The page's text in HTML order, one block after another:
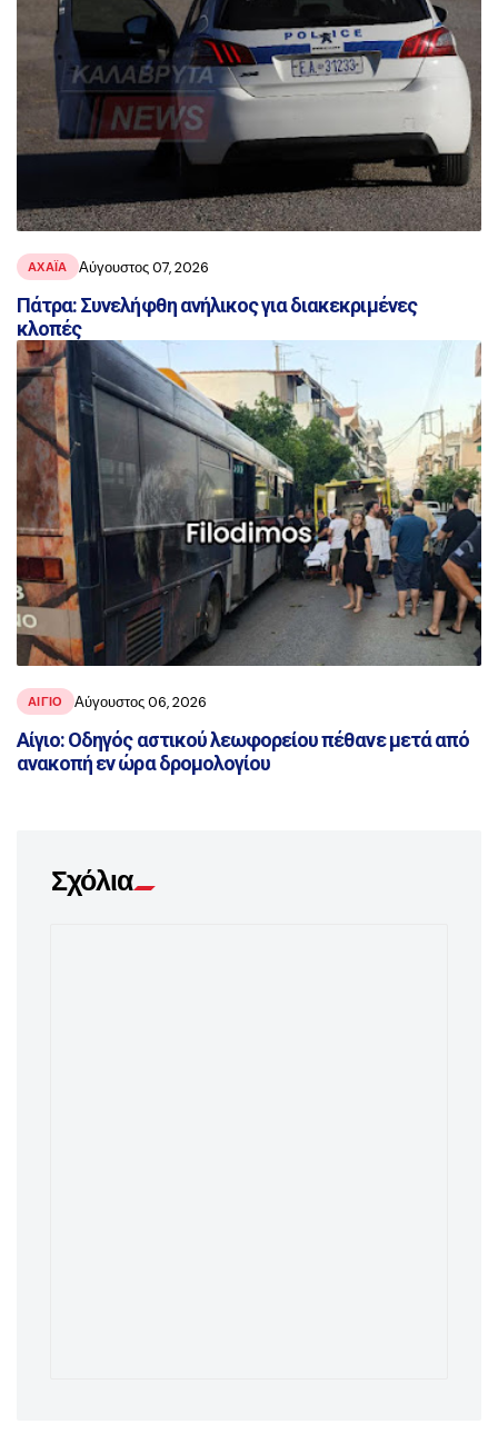
ΑΧΑΪ́Α Αύγουστος 07, 2026
Πάτρα: Συνελήφθη ανήλικος για διακεκριμένες
κλοπές
ΑΙΓΙΟ Αύγουστος 06, 2026
Αίγιο: Οδηγός αστικού λεωφορείου πέθανε μετά από
ανακοπή εν ώρα δρομολογίου
Σχόλια